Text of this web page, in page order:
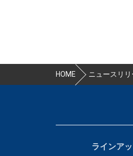
HOME ニュースリリ
ラインア